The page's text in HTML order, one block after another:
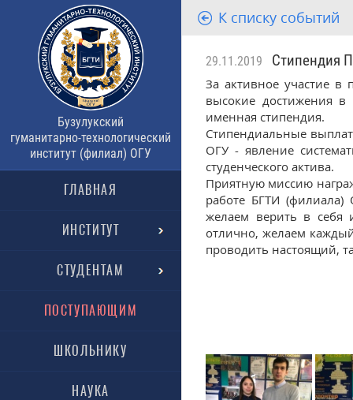
Бузулукский
гуманитарно-технологический
институт (филиал) ОГУ
ГЛАВНАЯ
ИНСТИТУТ
СТУДЕНТАМ
ПОСТУПАЮЩИМ
ШКОЛЬНИКУ
НАУКА
К списку событий
29.11.2019 Стипендия
За активное участие в
высокие достижения в
именная стипендия.
Стипендиальные
ОГУ - явление
студенческого актива.
Приятную миссию
работе БГТИ (филиала)
желаем верить в себя
отлично, желаем
проводить настоящий,